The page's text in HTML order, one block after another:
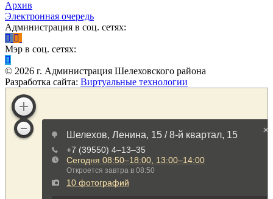
Архив
Электронная очередь
Администрация в соц. сетях:
Мэр в соц. сетях:
© 2026 г. Администрация Шелеховского района
Разработка сайта: Виртуальные технологии